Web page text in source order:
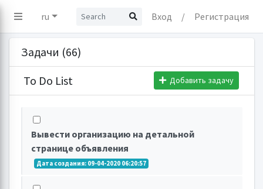
ru Вход / Регистрация
Задачи (66)
To Do List
Добавить задачу
Вывести организацию на детальной
странице объявления
Дата создания: 09-04-2020 06:20:57